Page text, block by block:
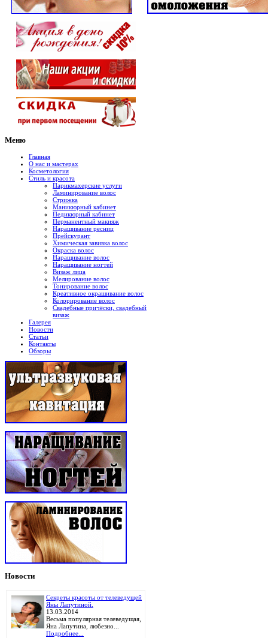
Меню
Главная
О нас и мастерах
Косметология
Стиль и красота
Парикмахерские услуги
Ламинирование волос
Стрижка
Маникюрный кабинет
Педикюрный кабинет
Перманентный макияж
Наращивание ресниц
Прейскурант
Химическая завивка волос
Окраска волос
Наращивание волос
Наращивание ногтей
Визаж лица
Мелирование волос
Тонирование волос
Креативное окрашивание волос
Колорирование волос
Свадебные причёски, свадебный
визаж
Галерея
Новости
Статьи
Контакты
Обзоры
Новости
Секреты красоты от телеведущей
Яны Лапутиной.
13.03.2014
Весьма популярная телеведущая,
Яна Лапутина, любезно...
Подробнее...